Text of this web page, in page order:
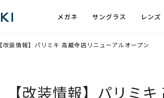
メガネ サングラス レンズ
【改装情報】パリミキ 高蔵寺店リニューアルオープン
【改装情報】パリミ